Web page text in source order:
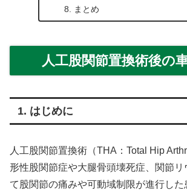
8. まとめ
人工股関節置換術後の
1. はじめに
人工股関節置換術（THA：Total Hip
形性股関節症や大腿骨頭壊死症、関節リ
て股関節の痛みや可動域制限が進行し